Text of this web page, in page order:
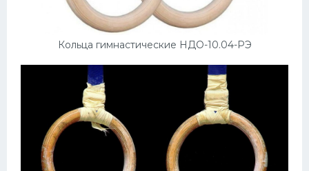
Кольца гимнастические НДО-10.04-РЭ